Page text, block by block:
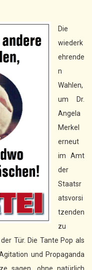
Die
wiederk
ehrende
n
Wahlen,
um Dr.
Angela
Merkel
erneut
im Amt
der
Staatsr
atsvorsi
tzenden
zu
Tür. Die Tante Pop als
und Propaganda